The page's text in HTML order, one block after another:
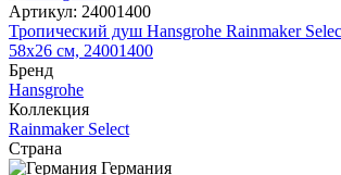
Артикул: 24001400
Тропический душ Hansgrohe Rainmaker
58x26 см, 24001400
Бренд
Hansgrohe
Коллекция
Rainmaker Select
Страна
Германия